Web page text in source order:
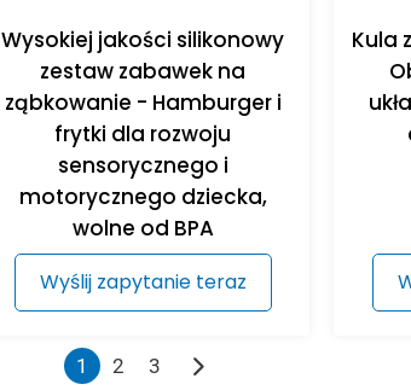
Wysokiej jakości silikonowy
zestaw zabawek na
ząbkowanie - Hamburger i
frytki dla rozwoju
sensorycznego i
motorycznego dziecka,
wolne od BPA
Wyślij zapytanie teraz
Kula
1 2 3